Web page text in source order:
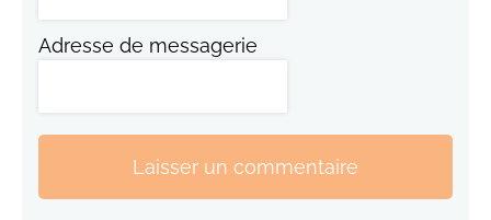
Adresse de messagerie
Laisser un commentaire